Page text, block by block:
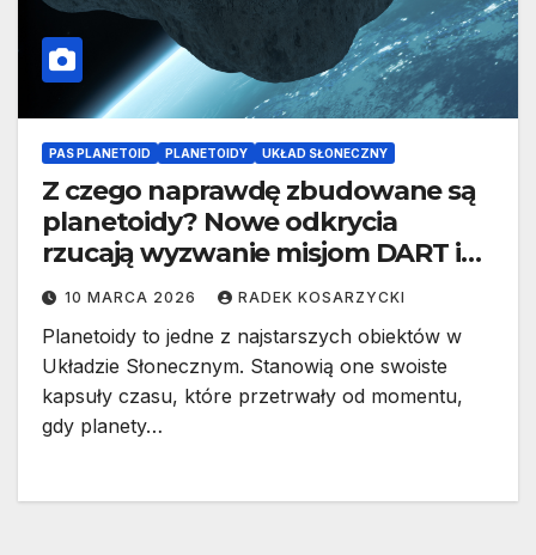
PAS PLANETOID PLANETOIDY UKŁAD SŁONECZNY
Z czego naprawdę zbudowane są
planetoidy? Nowe odkrycia
rzucają wyzwanie misjom DART i
Hera
10 MARCA 2026 RADEK KOSARZYCKI
Planetoidy to jedne z najstarszych obiektów w
Układzie Słonecznym. Stanowią one swoiste
kapsuły czasu, które przetrwały od momentu,
gdy planety…